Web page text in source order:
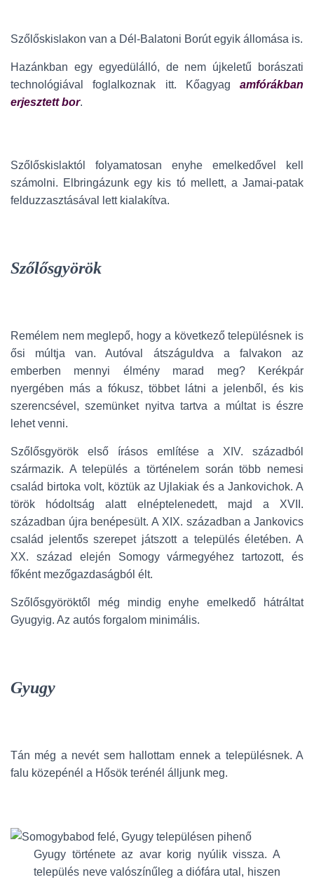
Szőlőskislakon van a Dél-Balatoni Borút egyik állomása is.
Hazánkban egy egyedülálló, de nem újkeletű borászati
technológiával foglalkoznak itt. Kőagyag amfórákban
erjesztett bor.
Szőlőskislaktól folyamatosan enyhe emelkedővel kell
számolni. Elbringázunk egy kis tó mellett, a Jamai-patak
felduzzasztásával lett kialakítva.
Szőlősgyörök
Remélem nem meglepő, hogy a következő településnek is
ősi múltja van. Autóval átszáguldva a falvakon az
emberben mennyi élmény marad meg? Kerékpár
nyergében más a fókusz, többet látni a jelenből, és kis
szerencsével, szemünket nyitva tartva a múltat is észre
lehet venni.
Szőlősgyörök első írásos említése a XIV. századból
származik. A település a történelem során több nemesi
család birtoka volt, köztük az Ujlakiak és a Jankovichok. A
török hódoltság alatt elnéptelenedett, majd a XVII.
században újra benépesült. A XIX. században a Jankovics
család jelentős szerepet játszott a település életében. A
XX. század elején Somogy vármegyéhez tartozott, és
főként mezőgazdaságból élt.
Szőlősgyöröktől még mindig enyhe emelkedő hátráltat
Gyugyig. Az autós forgalom minimális.
Gyugy
Tán még a nevét sem hallottam ennek a településnek. A
falu közepénél a Hősök terénél álljunk meg.
Gyugy története az avar korig nyúlik vissza. A
település neve valószínűleg a diófára utal, hiszen